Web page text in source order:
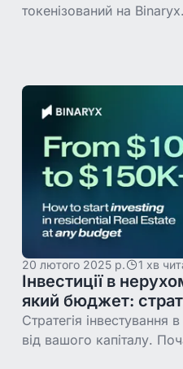
токенізований на
20 лютого 2025 р. 1 хв
Інвестиції в
який бюджет:
Стратегія інвестування
від вашого капіталу.